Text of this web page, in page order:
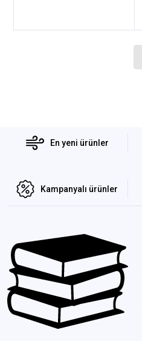
En yeni ürünler
Kampanyalı ürünler